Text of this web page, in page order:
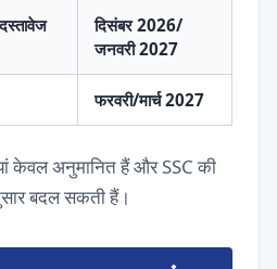
दिसंबर 2026/
जनवरी 2027
फरवरी/मार्च 2027
केवल अनुमानित हैं और SSC की
बदल सकती हैं।